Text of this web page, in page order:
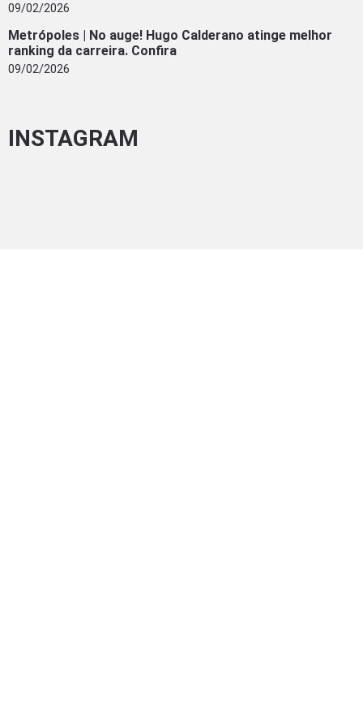
09/02/2026
Metrópoles | No auge! Hugo Calderano atinge melhor
ranking da carreira. Confira
09/02/2026
INSTAGRAM